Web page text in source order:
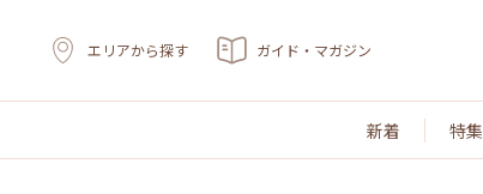
エリアから探す ガイド・マガジン
新着 特集